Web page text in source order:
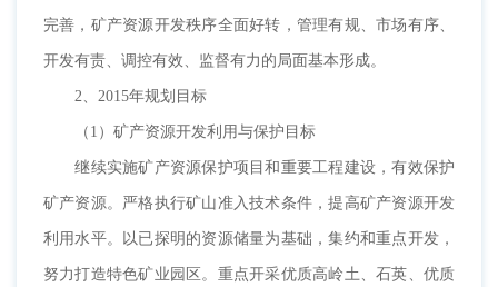
完善，矿产资源开发秩序全面好转，管理有规、市场有序、
开发有责、调控有效、监督有力的局面基本形成。
2、2015年规划目标
（1）矿产资源开发利用与保护目标
继续实施矿产资源保护项目和重要工程建设，有效保护
矿产资源。严格执行矿山准入技术条件，提高矿产资源开发
利用水平。以已探明的资源储量为基础，集约和重点开发，
努力打造特色矿业园区。重点开采优质高岭土、石英、优质